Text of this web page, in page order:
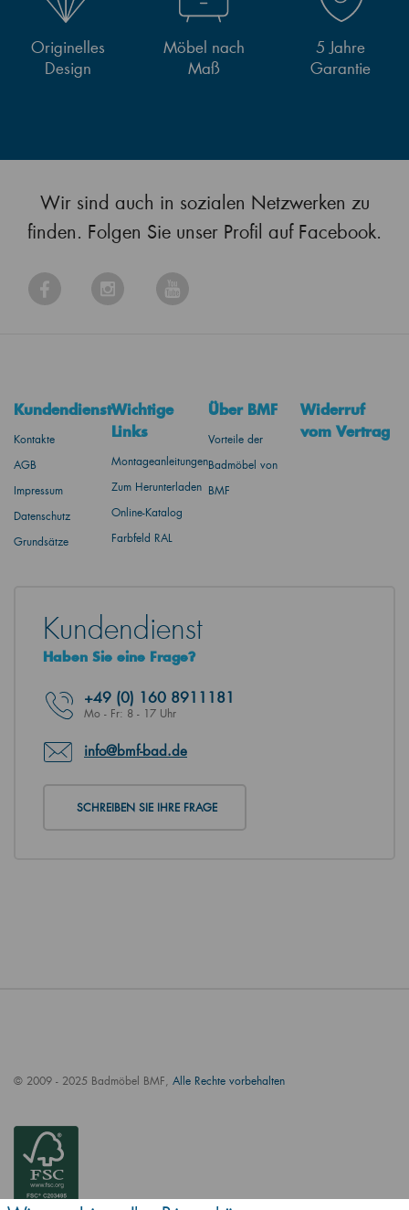
Originelles
Design
Möbel nach
Maß
5 Jahre
Garantie
Wir sind auch in sozialen Netzwerken zu
finden. Folgen Sie unser Profil auf Facebook.
Kundendienst
Kontakte
AGB
Impressum
Datenschutz
Grundsätze
Wichtige
Links
Montageanleitungen
Zum Herunterladen
Online-Katalog
Farbfeld RAL
Über BMF
Vorteile der
Badmöbel von
BMF
Widerruf
vom Vertrag
Kundendienst
Haben Sie eine Frage?
+49 (0) 160 8911181
Mo - Fr: 8 - 17 Uhr
info@bmf-bad.de
SCHREIBEN SIE IHRE FRAGE
© 2009 - 2025 Badmöbel BMF, Alle Rechte vorbehalten